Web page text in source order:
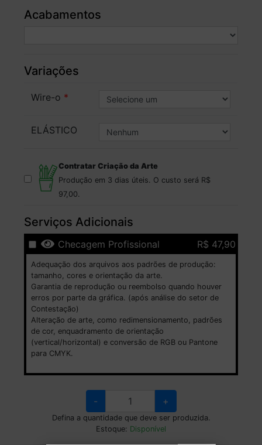
Acabamentos
Variações
Wire-o
ELÁSTICO
Contratar Criação da Arte
Produção em 3 dias úteis. O custo será R$
97,00.
Serviços Adicionais
Checagem Profissional R$ 47,90
Adequação dos arquivos aos padrões de produção:
tamanho, cores e orientação da arte.
Garantia de reprodução ou reembolso quando houver
erros por parte da gráfica. (após análise do setor de
Contestação)
Alteração de arte, como redimensionamento, padrões
de cor, enquadramento de orientação
(vertical/horizontal) e conversão de RGB ou Pantone
para CMYK.
- +
Defina a quantidade que deve ser produzida.
Estoque: Disponível